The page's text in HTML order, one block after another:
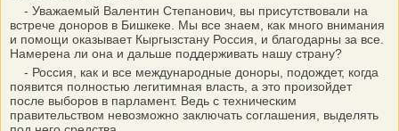
- Уважаемый Валентин Степанович, вы присутствовали на
встрече доноров в Бишкеке. Мы все знаем, как много внимания
и помощи оказывает Кыргызстану Россия, и благодарны за все.
Намерена ли она и дальше поддерживать нашу страну?
- Россия, как и все международные доноры, подождет, когда
появится полностью легитимная власть, а это произойдет
после выборов в парламент. Ведь с техническим
правительством невозможно заключать соглашения, выделять